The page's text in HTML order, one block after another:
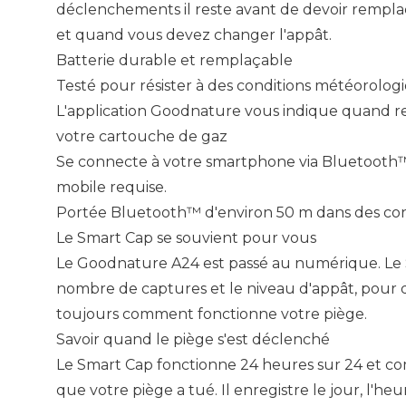
déclenchements il reste avant de devoir
et quand vous devez changer l'appât.
Batterie durable et remplaçable
Testé pour résister à des conditions
L'application Goodnature vous indique quand
votre cartouche de gaz
Se connecte à votre smartphone via
mobile requise.
Portée Bluetooth™ d'environ 50 m dans des
Le Smart Cap se souvient pour vous
Le Goodnature A24 est passé au numérique.
nombre de captures et le niveau d'appât, pour
toujours comment fonctionne votre piège.
Savoir quand le piège s'est déclenché
Le Smart Cap fonctionne 24 heures sur 24 et
que votre piège a tué. Il enregistre le jour,